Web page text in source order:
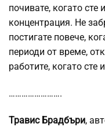
почивате, когато сте
концентрация. Не
постигате повече,
периоди от време,
работите, когато сте
…………………….
Травис Брадбъри,